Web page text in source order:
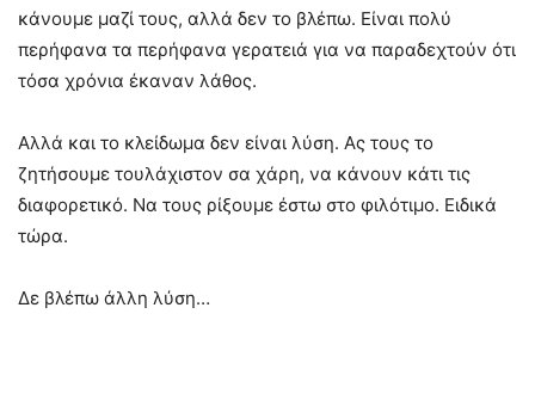
κάνουμε μαζί τους, αλλά δεν το βλέπω. Είναι πολύ
περήφανα τα περήφανα γερατειά για να παραδεχτούν ότι
τόσα χρόνια έκαναν λάθος.
Αλλά και το κλείδωμα δεν είναι λύση. Ας τους το
ζητήσουμε τουλάχιστον σα χάρη, να κάνουν κάτι τις
διαφορετικό. Να τους ρίξουμε έστω στο φιλότιμο. Ειδικά
τώρα.
Δε βλέπω άλλη λύση…